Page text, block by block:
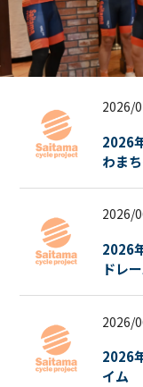
2026/
2026
わま
2026/
2026
ドレ
2026/
2026
イム